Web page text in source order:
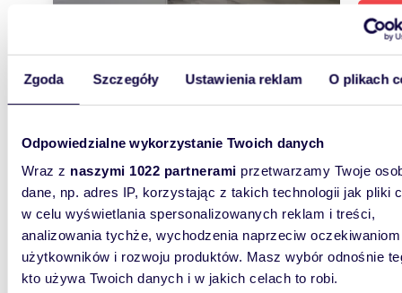
Zgoda Szczegóły Ustawienia reklam O plikach
Odpowiedzialne wykorzystanie Twoich danych
Wraz z naszymi 1022 partnerami przetwarzamy Twoje
dane, np. adres IP, korzystając z takich technologii jak pliki
w celu wyświetlania spersonalizowanych reklam i treści,
analizowania tychże, wychodzenia naprzeciw oczekiwaniom
użytkowników i rozwoju produktów. Masz wybór odnośnie
kto używa Twoich danych i w jakich celach to robi.
62,25
379